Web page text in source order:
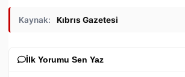
Kaynak: Kıbrıs Gazetesi
İlk Yorumu Sen Yaz